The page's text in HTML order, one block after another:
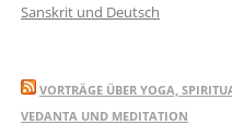
Sanskrit und Deutsch
VORTRÄGE ÜBER YOGA,
VEDANTA UND MEDITATION